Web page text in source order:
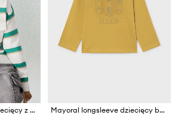
Mayoral longsleeve dziecięcy z bawełną
Mayoral longsleeve dziecięcy bawełniany